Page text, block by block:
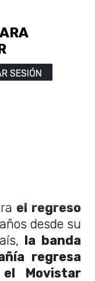
SESIÓN
el regreso
desde su
la banda
regresa
Movistar